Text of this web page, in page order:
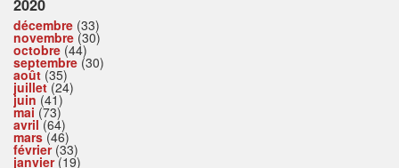
2020
décembre (33)
novembre (30)
octobre (44)
septembre (30)
août (35)
juillet(24)
juin (41)
mai (73)
avril(64)
mars(46)
février(33)
janvier(19)